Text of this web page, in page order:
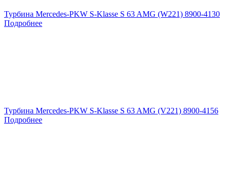
Турбина Mercedes-PKW S-Klasse S 63 AMG (W221) 8900-4130
Подробнее
Турбина Mercedes-PKW S-Klasse S 63 AMG (V221) 8900-4156
Подробнее